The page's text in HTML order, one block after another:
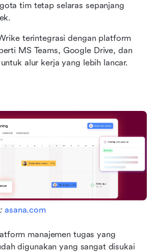
tim tetap selaras sepanjang
terintegrasi dengan platform
MS Teams, Google Drive, dan
alur kerja yang lebih lancar.
asana.com
manajemen tugas yang
digunakan yang sangat disukai